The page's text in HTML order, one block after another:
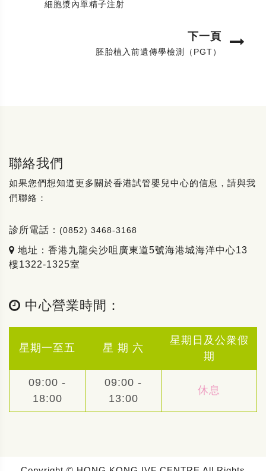
細胞漿內單精子注射
下一頁
胚胎植入前遺傳學檢測（PGT）
聯絡我們
如果您們想知道更多關於香港試管嬰兒中心的信息，請與我
們聯絡：
診所電話： (0852) 3468-3168
地址：香港九龍尖沙咀廣東道5號海港城海洋中心13
樓1322-1325室
中心營業時間：
星期一至五 星 期 六
星期日及公衆假
期
09:00 -
18:00
09:00 -
13:00
休息